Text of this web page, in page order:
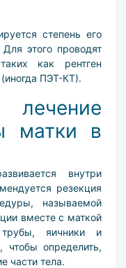
степень его
этого проводят
как рентген
ПЭТ-КТ).
лечение
матки в
внутри
резекция
называемой
вместе с маткой
яичники и
чтобы определить,
части тела.